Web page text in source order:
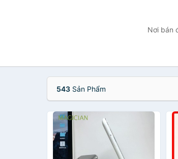
Nơi bán
543 Sản Phẩm